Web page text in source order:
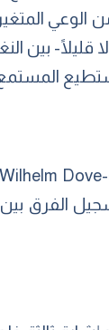
بين
الفرق بين